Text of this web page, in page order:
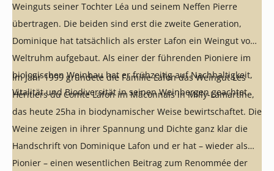
Weinguts seiner Tochter Léa und seinem Neffen Pierre
übertragen. Die beiden sind erst die zweite Generation,
Dominique hat tatsächlich als erster Lafon ein Weingut von
Weltruhm aufgebaut. Als einer der führenden Pioniere im
biologischen Weinbau hat er frühzeitig auf Nachhaltigkeit,
Vitalität und Biodiversität in seinen Weinbergen geachtet.
Im Jahr 1999 gründete die Familie Lafon das Weingut Les
Héritiers du Comte Lafon im Mâconnais in Milly-Lamartine,
das heute 25ha in biodynamischer Weise bewirtschaftet. Die
Weine zeigen in ihrer Spannung und Dichte ganz klar die
Handschrift von Dominique Lafon und er hat – wieder als
Pionier – einen wesentlichen Beitrag zum Renommée der